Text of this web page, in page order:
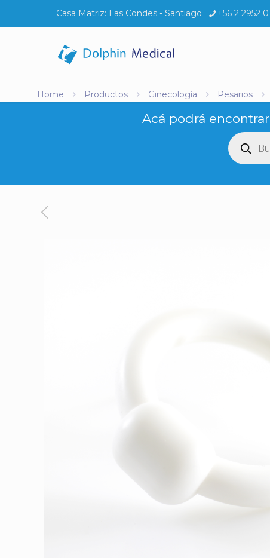
Casa Matriz: Las Condes - Santiago +56 2 2952
Home Productos Ginecología Pesarios
Acá podrá
de